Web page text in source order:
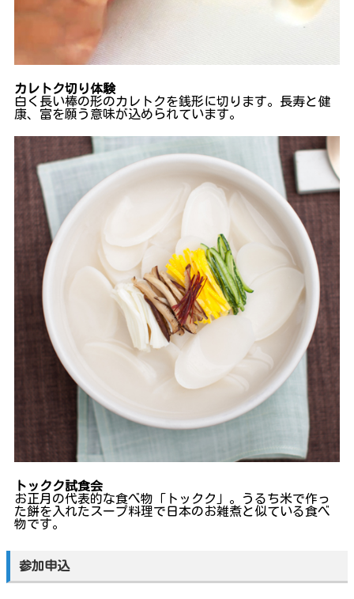
カレトク切り体験
白く長い棒の形のカレトクを銭形に切ります。長寿と健
康、富を願う意味が込められています。
トックク試食会
お正月の代表的な食べ物「トックク」。うるち米で作っ
た餅を入れたスープ料理で日本のお雑煮と似ている食べ
物です。
参加申込